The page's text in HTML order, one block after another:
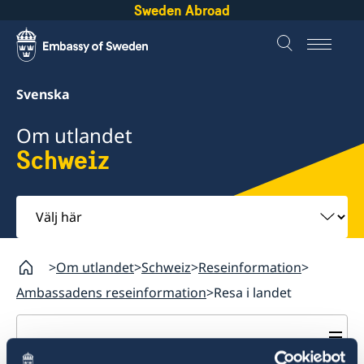
Sweden Abroad
Svenska
Om utlandet
Schweiz
Välj
här
Om utlandet Schweiz Reseinformation
Ambassadens reseinformation Resa i landet
Schweiz